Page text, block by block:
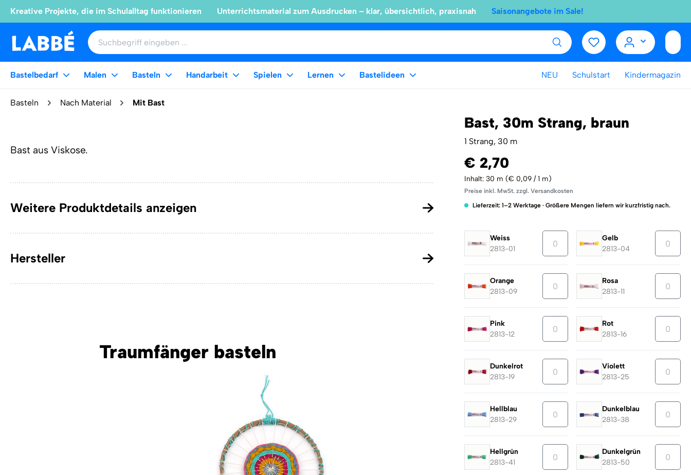
Kreative Projekte, die im Schulalltag funktionieren Unterrichtsmaterial zum Ausdrucken – klar, übersichtlich, praxisnah Saisonangebote im Sale!
Bastelbedarf Malen Basteln Handarbeit Spielen Lernen Bastelideen NEU Schulstart Kindermagazin
Basteln Nach Material Mit Bast
Bast aus Viskose.
Weitere Produktdetails anzeigen
Hersteller
Traumfänger basteln
Bast, 30m Strang, braun
1 Strang, 30 m
€ 2,70
Inhalt: 30 m (€ 0,09 / 1 m)
Preise inkl. MwSt. zzgl. Versandkosten
Lieferzeit: 1–2 Werktage · Größere Mengen liefern wir kurzfristig nach.
Weiss
2813-01
Gelb
2813-04
Orange
2813-09
Rosa
2813-11
Pink
2813-12
Rot
2813-16
Dunkelrot
2813-19
Violett
2813-25
Hellblau
2813-29
Dunkelblau
2813-38
Hellgrün
2813-41
Dunkelgrün
2813-50